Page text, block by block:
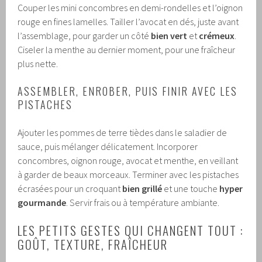
Couper les mini concombres en demi-rondelles et l’oignon
rouge en fines lamelles. Tailler l’avocat en dés, juste avant
l’assemblage, pour garder un côté bien vert etcrémeux.
Ciseler la menthe au dernier moment, pour une fraîcheur
plus nette.
ASSEMBLER, ENROBER, PUIS FINIR AVEC LES
PISTACHES
Ajouter les pommes de terre tièdes dans le saladier de
sauce, puis mélanger délicatement. Incorporer
concombres, oignon rouge, avocat et menthe, en veillant
à garder de beaux morceaux. Terminer avec les pistaches
écrasées pour un croquantbien grillé et une touche hyper
gourmande. Servir frais ou à température ambiante.
LES PETITS GESTES QUI CHANGENT TOUT :
GOÛT, TEXTURE, FRAÎCHEUR